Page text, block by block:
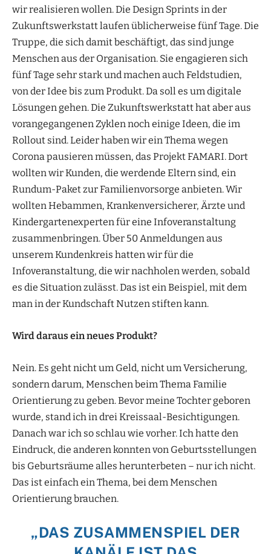
wir realisieren wollen. Die Design Sprints in der
Zukunftswerkstatt laufen üblicherweise fünf Tage. Die
Truppe, die sich damit beschäftigt, das sind junge
Menschen aus der Organisation. Sie engagieren sich
fünf Tage sehr stark und machen auch Feldstudien,
von der Idee bis zum Produkt. Da soll es um digitale
Lösungen gehen. Die Zukunftswerkstatt hat aber aus
vorangegangenen Zyklen noch einige Ideen, die im
Rollout sind. Leider haben wir ein Thema wegen
Corona pausieren müssen, das Projekt FAMARI. Dort
wollten wir Kunden, die werdende Eltern sind, ein
Rundum-Paket zur Familienvorsorge anbieten. Wir
wollten Hebammen, Krankenversicherer, Ärzte und
Kindergartenexperten für eine Infoveranstaltung
zusammenbringen. Über 50 Anmeldungen aus
unserem Kundenkreis hatten wir für die
Infoveranstaltung, die wir nachholen werden, sobald
es die Situation zulässt. Das ist ein Beispiel, mit dem
man in der Kundschaft Nutzen stiften kann.
Wird daraus ein neues Produkt?
Nein. Es geht nicht um Geld, nicht um Versicherung,
sondern darum, Menschen beim Thema Familie
Orientierung zu geben. Bevor meine Tochter geboren
wurde, stand ich in drei Kreissaal-Besichtigungen.
Danach war ich so schlau wie vorher. Ich hatte den
Eindruck, die anderen konnten von Geburtsstellungen
bis Geburtsräume alles herunterbeten – nur ich nicht.
Das ist einfach ein Thema, bei dem Menschen
Orientierung brauchen.
„DAS ZUSAMMENSPIEL DER